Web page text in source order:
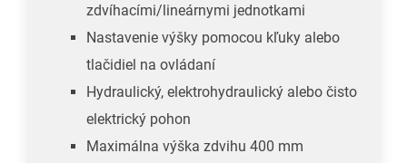
zdvíhacími/lineárnymi jednotkami
Nastavenie výšky pomocou kľuky alebo
tlačidiel na ovládaní
Hydraulický, elektrohydraulický alebo čisto
elektrický pohon
Maximálna výška zdvihu 400 mm